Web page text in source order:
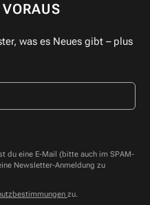
was es Neues gibt – plus
du eine E-Mail (bitte auch im SPAM-
Newsletter-Anmeldung zu
zu.